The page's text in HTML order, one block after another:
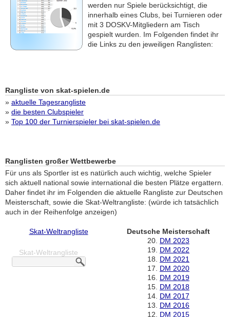
werden nur Spiele berücksichtigt, die
innerhalb eines Clubs, bei Turnieren oder
mit 3 DOSKV-Mitgliedern am Tisch
gespielt wurden. Im Folgenden findet ihr
die Links zu den jeweiligen Ranglisten:
Rangliste von skat-spielen.de
» aktuelle Tagesrangliste
» die besten Clubspieler
» Top 100 der Turnierspieler bei skat-spielen.de
Ranglisten großer Wettbewerbe
Für uns als Sportler ist es natürlich auch wichtig, welche Spieler
sich aktuell national sowie international die besten Plätze ergattern.
Daher findet ihr im Folgenden die aktuelle Rangliste zur Deutschen
Meisterschaft, sowie die Skat-Weltrangliste: (würde ich tatsächlich
auch in der Reihenfolge anzeigen)
Skat-Weltrangliste
Skat-Weltrangliste
Deutsche Meisterschaft
20. DM 2023
19. DM 2022
18. DM 2021
17. DM 2020
16. DM 2019
15. DM 2018
14. DM 2017
13. DM 2016
12. DM 2015